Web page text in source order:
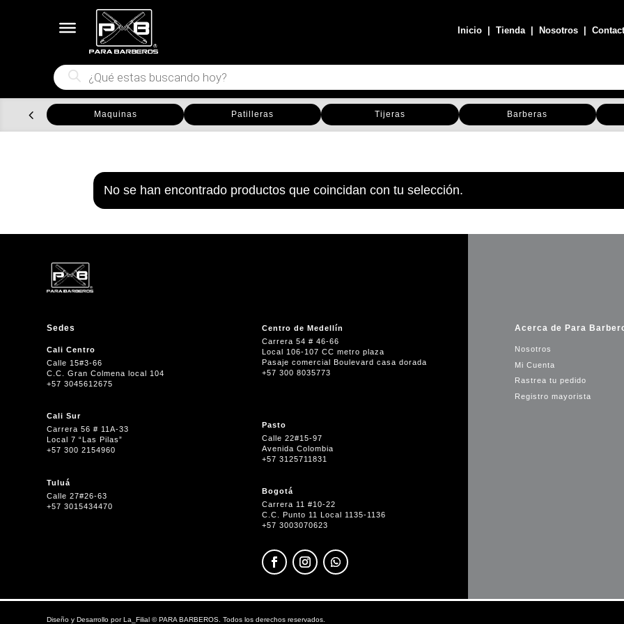
Inicio |Tienda| Nosotros |
Búsqueda
de
productos
Maquinas Patilleras Tijeras Barberas
No se han encontrado productos que coincidan con tu selección.
Sedes
Cali Centro
Calle 15#3-66
C.C. Gran Colmena local 104
+57 3045612675
Cali Sur
Carrera 56 # 11A-33
Local 7 “Las Pilas”
+57 300 2154960
Tuluá
Calle 27#26-63
+57 3015434470
Centro de Medellín
Carrera 54 # 46-66
Local 106-107 CC metro plaza
Pasaje comercial Boulevard casa dorada
+57 300 8035773
Pasto
Calle 22#15-97
Avenida Colombia
+57 3125711831
Bogotá
Carrera 11 #10-22
C.C. Punto 11 Local 1135-1136
+57 3003070623
Acerca de Para
Nosotros
Mi Cuenta
Rastrea tu pedido
Registro mayorista
Diseño y Desarrollo porLa_Filial ©PARA BARBEROS. Todos los derechos reservados.